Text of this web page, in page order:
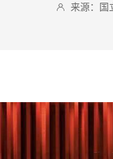
来源：国